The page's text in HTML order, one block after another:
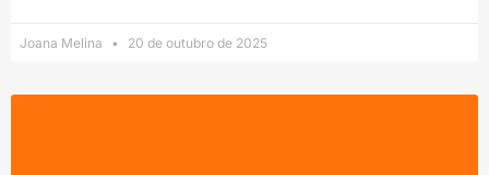
Joana Melina 20 de outubro de 2025